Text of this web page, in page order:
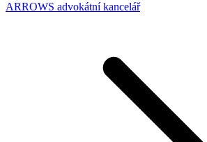
ARROWS advokátní kancelář